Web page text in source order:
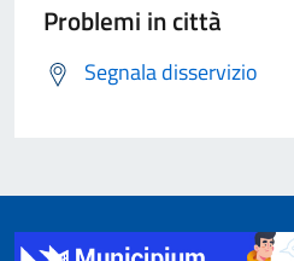
Problemi in città
Segnala disservizio